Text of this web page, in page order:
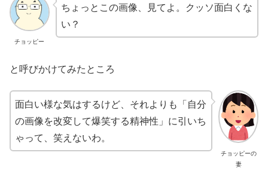
チョッピー
ちょっとこの画像、見てよ。クッソ面白くな
い？
と呼びかけてみたところ
チョッピーの
妻
面白い様な気はするけど、それよりも「自分
の画像を改変して爆笑する精神性」に引いち
ゃって、笑えないわ。